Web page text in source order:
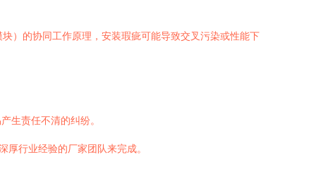
）的协同工作原理，安装瑕疵可能导致交叉污染或性能下
生责任不清的纠纷。
行业经验的厂家团队来完成。